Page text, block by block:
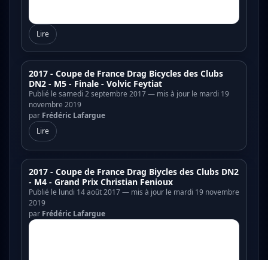
Lire
2017 - Coupe de France Drag Bicycles des Clubs
DN2 - M5 - Finale - Volvic Feytiat
Publié le samedi 2 septembre 2017 — mis à jour le mardi 19
novembre 2019
par Frédéric Lafargue
Lire
2017 - Coupe de France Drag Biycles des Clubs DN2
- M4 - Grand Prix Christian Fenioux
Publié le lundi 14 août 2017 — mis à jour le mardi 19 novembre
2019
par Frédéric Lafargue